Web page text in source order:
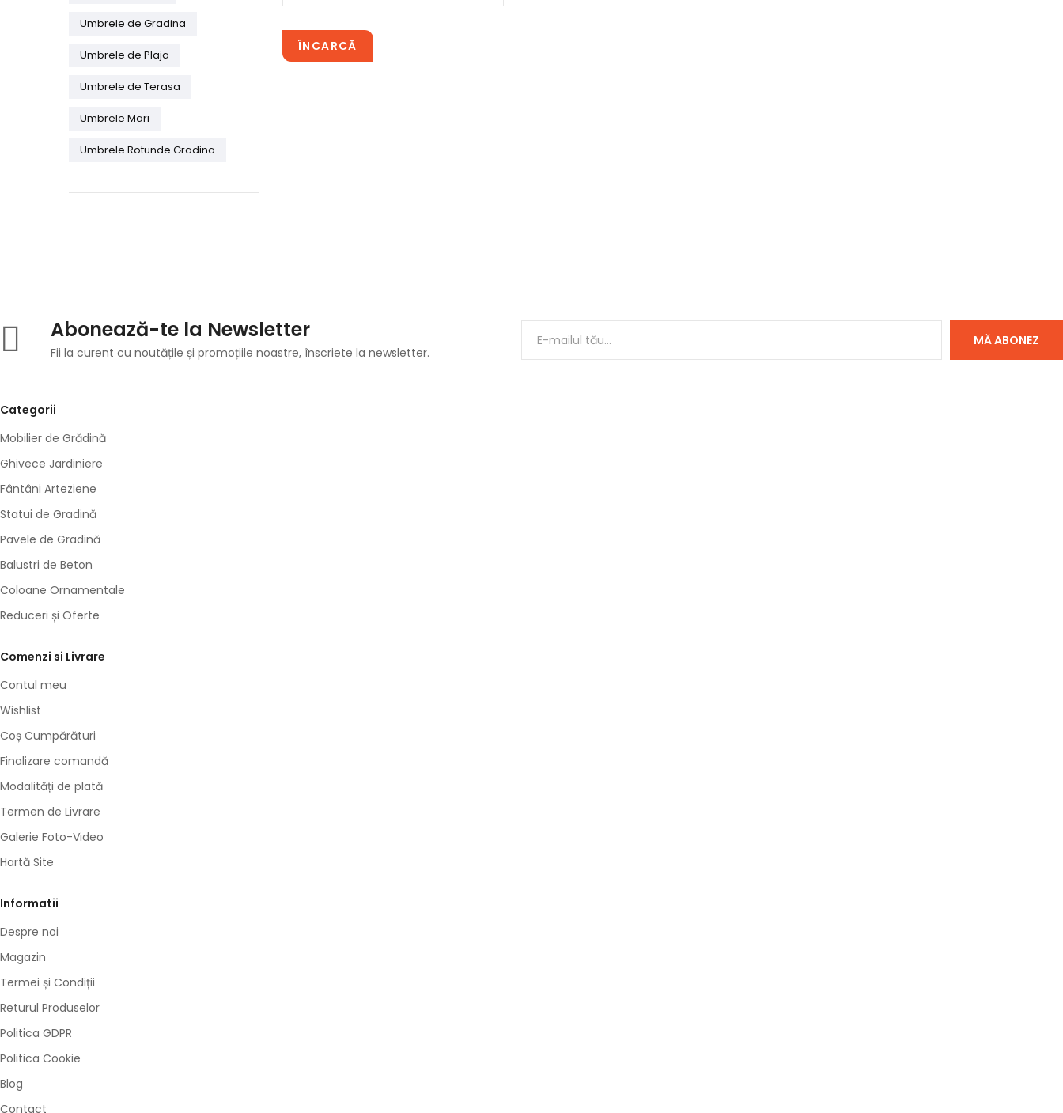
ÎNCARCĂ
Umbrele de Gradina
Umbrele de Plaja
Umbrele de Terasa
Umbrele Mari
Umbrele Rotunde Gradina
Abonează-te la Newsletter
Fii la curent cu noutățile și promoțiile noastre, înscriete la newsletter.
MĂ ABONEZ
Categorii
Mobilier de Grădină
Ghivece Jardiniere
Fântâni Arteziene
Statui de Gradină
Pavele de Gradină
Balustri de Beton
Coloane Ornamentale
Reduceri și Oferte
Comenzi si Livrare
Contul meu
Wishlist
Coș Cumpărături
Finalizare comandă
Modalități de plată
Termen de Livrare
Galerie Foto-Video
Hartă Site
Informatii
Despre noi
Magazin
Termei și Condiții
Returul Produselor
Politica GDPR
Politica Cookie
Blog
Contact